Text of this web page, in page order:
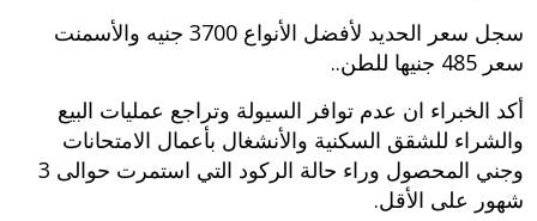
سجل سعر الحديد لأفضل الأنواع 3700 جنيه والأسمنت
سعر 485 جنيها للطن..
أكد الخبراء ان عدم توافر السيولة وتراجع عمليات البيع
والشراء للشقق السكنية والأنشغال بأعمال الامتحانات
وجني المحصول وراء حالة الركود التي استمرت حوالى 3
شهور على الأقل.